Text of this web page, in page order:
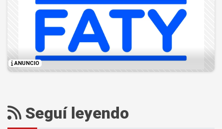
ANUNCIO
Seguí leyendo